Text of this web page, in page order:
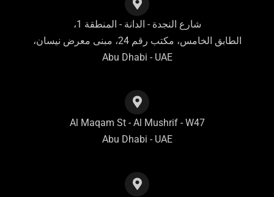
شارع النجدة - الدانة - المنطقة 1،
الطابق الخامس، مكتب رقم 24، مبنى معرض نيسان،
Abu Dhabi - UAE
Al Maqam St - Al Mushrif - W47
Abu Dhabi - UAE